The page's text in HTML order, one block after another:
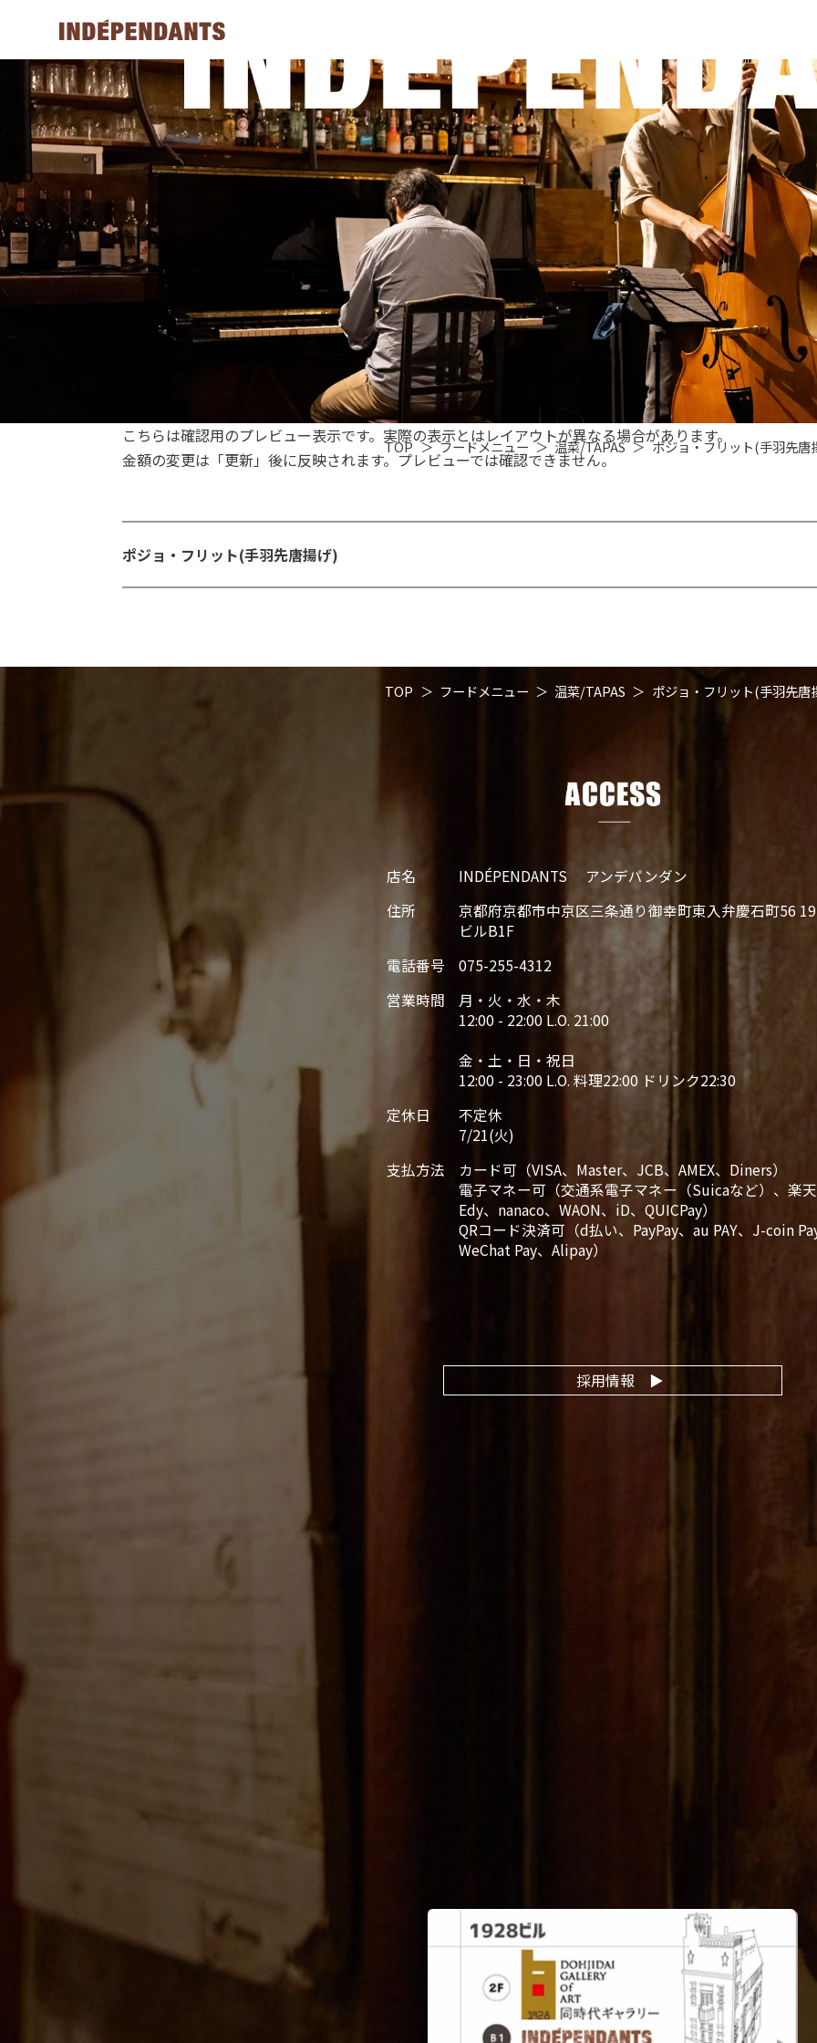
TOP フードメニュー 温菜/TAPAS ポジョ・フリット(手羽先唐
こちらは確認用のプレビュー表示です。実際の表示とはレイアウトが異なる場合があります。
金額の変更は「更新」後に反映されます。プレビューでは確認できません。
ポジョ・フリット(手羽先唐揚げ)
TOP フードメニュー 温菜/TAPAS ポジョ・フリット(手羽先唐
店名
INDÉPENDANTS アンデパンダン
住所
京都府京都市中京区三条通り御幸町東入弁慶石町56
ビルB1F
電話番号
075-255-4312
営業時間
月・火・水・木
12:00 - 22:00 L.O. 21:00
金・土・日・祝日
12:00 - 23:00 L.O. 料理22:00 ドリンク22:30
定休日
不定休
7/21(火)
支払方法
カード可（VISA、Master、JCB、AMEX、Diners）
電子マネー可（交通系電子マネー（Suicaなど）、楽天
Edy、nanaco、WAON、iD、QUICPay）
QRコード決済可（d払い、PayPay、au PAY、J-coin
WeChat Pay、Alipay）
採用情報 ▶